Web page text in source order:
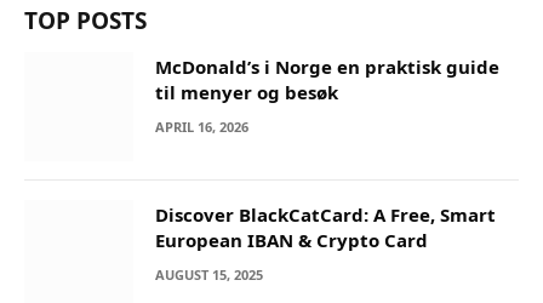
TOP POSTS
McDonald’s i Norge en praktisk guide
til menyer og besøk
APRIL 16, 2026
Discover BlackCatCard: A Free, Smart
European IBAN & Crypto Card
AUGUST 15, 2025